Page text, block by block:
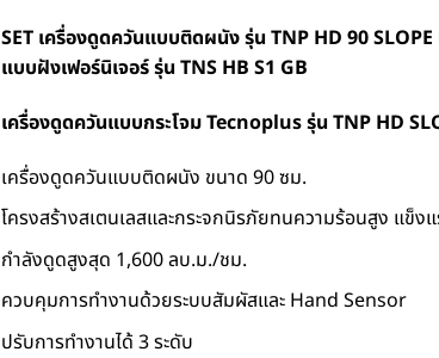
SET เครื่องดูดควันแบบติดผนัง รุ่น TNP HD 90 SLOPE
แบบฝังเฟอร์นิเจอร์ รุ่น TNS HB S1 GB
เครื่องดูดควันแบบกระโจม Tecnoplus รุ่น TNP HD
เครื่องดูดควันแบบติดผนัง ขนาด 90 ซม.
โครงสร้างสเตนเลสและกระจกนิรภัยทนความร้อนสูง แข็ง
กำลังดูดสูงสุด 1,600 ลบ.ม./ชม.
ควบคุมการทำงานด้วยระบบสัมผัสและ Hand Sensor
ปรับการทำงานได้ 3 ระดับ